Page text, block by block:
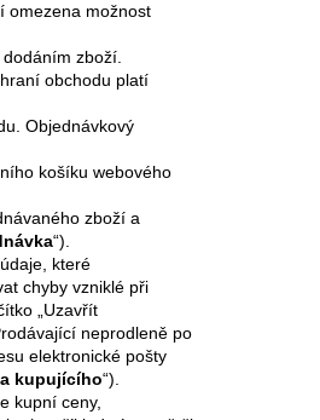
omezena možnost
zboží.
obchodu platí
Objednávkový
košíku webového
zboží a
“).
které
chyby vzniklé při
„Uzavřít
neprodleně po
elektronické pošty
kupujícího“).
kupní ceny,